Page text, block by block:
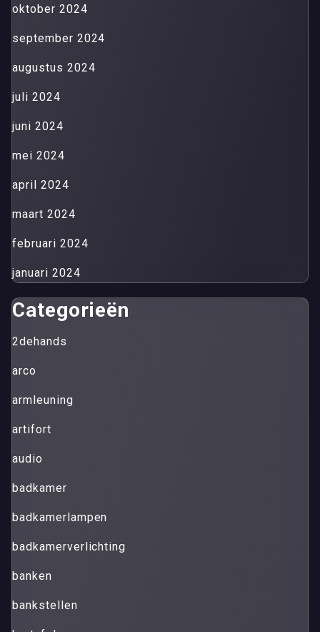
oktober 2024
september 2024
augustus 2024
juli 2024
juni 2024
mei 2024
april 2024
maart 2024
februari 2024
januari 2024
Categorieën
2dehands
arco
armleuning
artifort
audio
badkamer
badkamerlampen
badkamerverlichting
banken
bankstellen